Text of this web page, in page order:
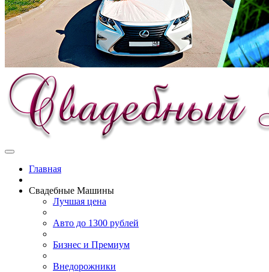
Главная
Свадебные Машины
Лучшая цена
Авто до 1300 рублей
Бизнес и Премиум
Внедорожники